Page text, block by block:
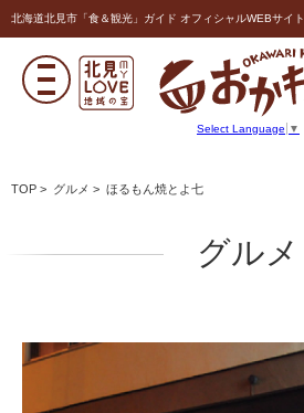
北海道北見市「食＆観光」ガイド オフィシャルWEBサイト
Select Language ▼
TOP > グルメ > ほるもん焼とよ七
グルメ